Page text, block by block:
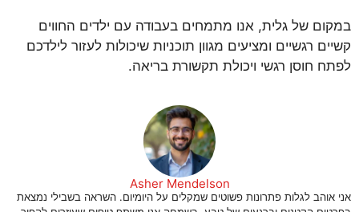
במקום של גלית, אנו מתמחים בעבודה עם ילדים החווים
קשיים רגשיים ומציעים מגוון תוכניות שיכולות לעזור לילדכם
לפתח חוסן רגשי ויכולת תקשורת בריאה.
Asher Mendelson
אני אוהב לגלות פתרונות פשוטים שמקלים על היומיום. השראה בשבילי נמצאת